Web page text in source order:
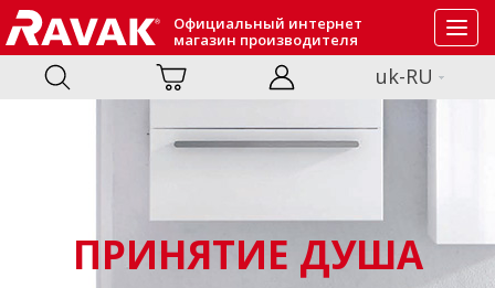
Официальный интернет
магазин производителя
uk-RU
ПРИНЯТИЕ ДУША